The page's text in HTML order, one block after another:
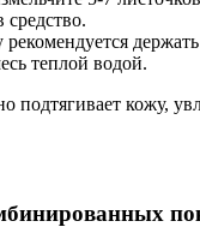
средство.
теплой водой.
подтягивает кожу,